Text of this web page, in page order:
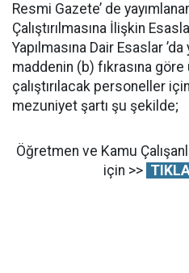
Resmi Gazete’ de
Çalıştırılmasına İlişkin
Yapılmasına Dair Esaslar
maddenin (b) fıkrasına
çalıştırılacak personeller
mezuniyet şartı şu şekilde;
Öğretmen ve Kamu
için >>